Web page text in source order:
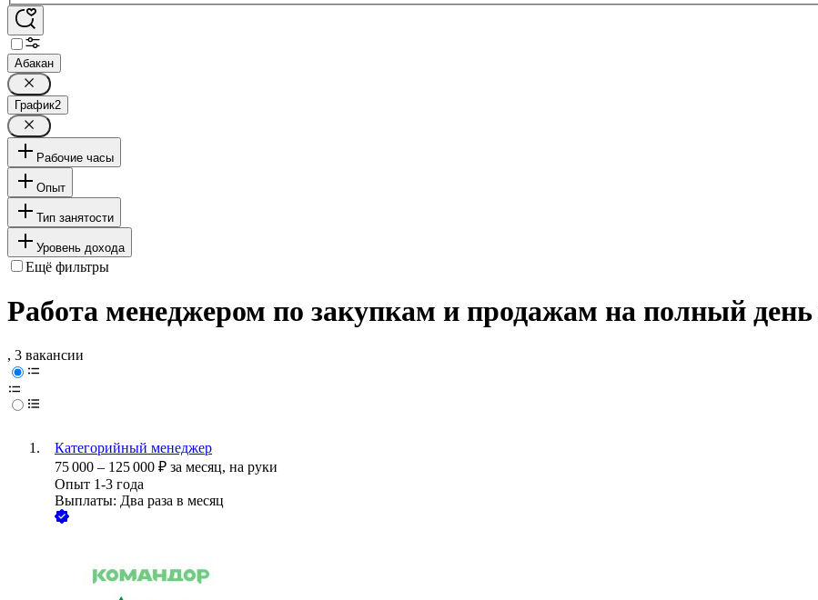
Абакан
График2
Рабочие часы
Опыт
Тип занятости
Уровень дохода
Ещё фильтры
Работа менеджером по закупкам и продажам на полный
, 3 вакансии
Категорийный менеджер
75 000 – 125 000 ₽ за месяц, на руки
Опыт 1-3 года
Выплаты: Два раза в месяц